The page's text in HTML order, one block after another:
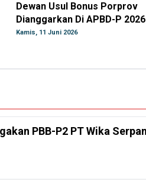
Dewan Usul Bonus Porprov
Dianggarkan Di APBD-P 2026
Kamis, 11 Juni 2026
PBB-P2 PT Wika